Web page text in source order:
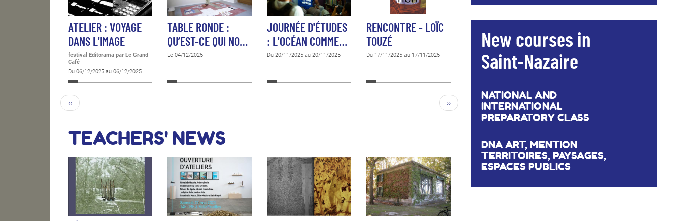
ATELIER : VOYAGE
DANS L'IMAGE
festival Editorama par Le Grand
Café
Du 06/12/2025 au 06/12/2025
TABLE RONDE :
QU’EST-CE QUI NO…
Le 04/12/2025
JOURNÉE D'ÉTUDES
: L'OCÉAN COMME…
Du 20/11/2025 au 20/11/2025
RENCONTRE - LOÏC
TOUZÉ
Du 17/11/2025 au 17/11/2025
‹‹ ››
TEACHERS' NEWS
New courses in
Saint-Nazaire
NATIONAL AND
INTERNATIONAL
PREPARATORY CLASS
DNA ART, MENTION
TERRITOIRES, PAYSAGES,
ESPACES PUBLICS